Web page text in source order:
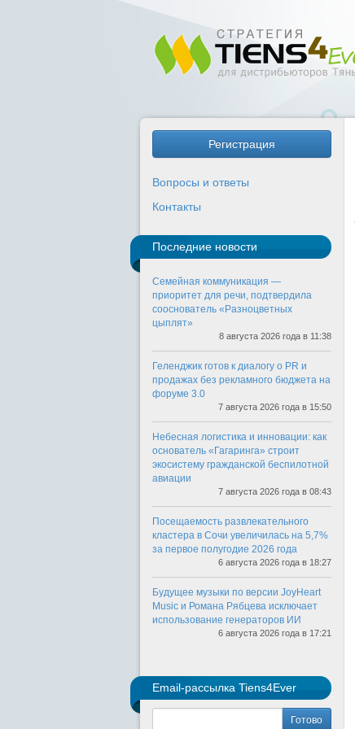
Регистрация
Вопросы и ответы
Контакты
Последние новости
Семейная коммуникация —
приоритет для речи, подтвердила
сооснователь «Разноцветных
цыплят»
8 августа 2026 года в 11:38
Геленджик готов к диалогу о PR и
продажах без рекламного бюджета на
форуме 3.0
7 августа 2026 года в 15:50
Небесная логистика и инновации: как
основатель «Гагаринга» строит
экосистему гражданской беспилотной
авиации
7 августа 2026 года в 08:43
Посещаемость развлекательного
кластера в Сочи увеличилась на 5,7%
за первое полугодие 2026 года
6 августа 2026 года в 18:27
Будущее музыки по версии JoyHeart
Music и Романа Рябцева исключает
использование генераторов ИИ
6 августа 2026 года в 17:21
Email-рассылка Tiens4Ever
Готово